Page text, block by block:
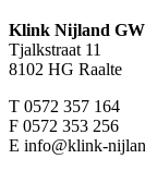
Klink Nijland
Tjalkstraat 11
8102 HG Raalte
T 0572 357 164
F 0572 353 256
E info@klink-